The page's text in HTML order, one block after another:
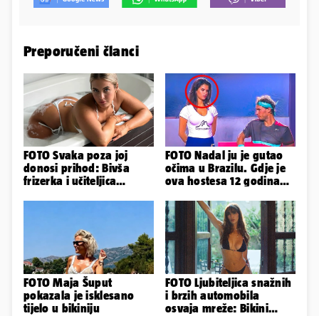
Preporučeni članci
FOTO Svaka poza joj
donosi prihod: Bivša
frizerka i učiteljica
FOTO Nadal ju je gutao
očima u Brazilu. Gdje je
ova hostesa 12 godina
FOTO Maja Šuput
pokazala je isklesano
tijelo u bikiniju
FOTO Ljubiteljica snažnih
i brzih automobila
osvaja mreže: Bikini